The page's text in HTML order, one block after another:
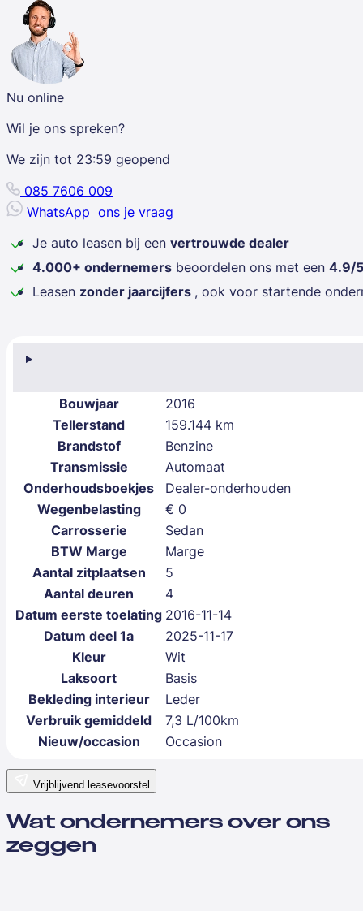
Bouwjaar
2016
Tellerstand
159.144 km
Brandstof
Benzine
Transmissie
Automaat
Onderhoudsboekjes
Dealer-onderhouden
Wegenbelasting
€ 0
Carrosserie
Sedan
BTW Marge
Marge
Aantal zitplaatsen
5
Aantal deuren
4
Datum eerste toelating 2016-11-14
Datum deel 1a
2025-11-17
Kleur
Wit
Laksoort
Basis
Bekleding interieur
Leder
Verbruik gemiddeld
7,3 L/100km
Nieuw/occasion
Occasion
Nu online
Wil je ons spreken?
We zijn tot 23:59 geopend
085 7606 009
WhatsApp ons je vraag
Je auto leasen bij een vertrouwde dealer
4.000+ ondernemers beoordelen ons met een 4.9/5
Leasen zonder jaarcijfers , ook voor startende
Vrijblijvend leasevoorstel
Wat ondernemers over ons
zeggen